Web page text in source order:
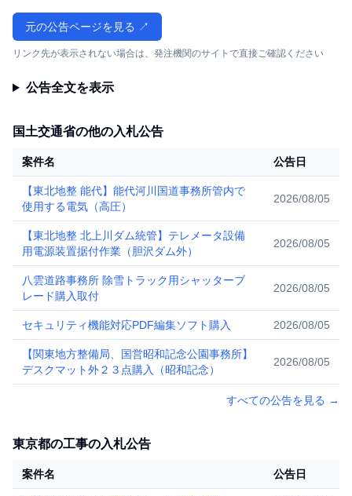
元の公告ページを見る ↗
リンク先が表示されない場合は、発注機関のサイトで直接ご確認ください
公告全文を表示
国土交通省の他の入札公告
案件名 公告日
【東北地整 能代】能代河川国道事務所管内で
使用する電気（高圧）
2026/08/05
【東北地整 北上川ダム統管】テレメータ設備
用電源装置据付作業（胆沢ダム外）
2026/08/05
八雲道路事務所 除雪トラック用シャッターブ
レード購入取付
2026/08/05
セキュリティ機能対応PDF編集ソフト購入 2026/08/05
【関東地方整備局、国営昭和記念公園事務所】
デスクマット外２３点購入（昭和記念）
2026/08/05
すべての公告を見る →
東京都の工事の入札公告
案件名 公告日